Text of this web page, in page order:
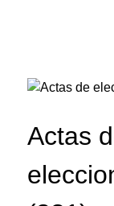
Actas